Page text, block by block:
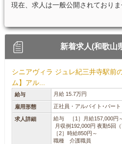
現在、求人は一般公開されておりま
新着求人(和歌山
シニアヴィラ ジュレ紀三井寺駅前
ム】アル...
給与 月給 15.7万円
雇用形態 正社員・アルバイト･パート
求人詳細
給与 ［1］月給157,000円
月収例192,000円 夜勤5回
［2］時給850円～
職種 介護職員